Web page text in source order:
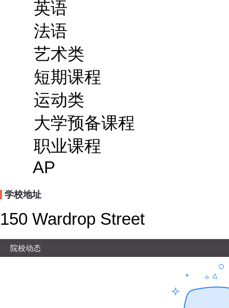
英语
法语
艺术类
短期课程
运动类
大学预备课程
职业课程
AP
学校地址
150 Wardrop Street
院校动态